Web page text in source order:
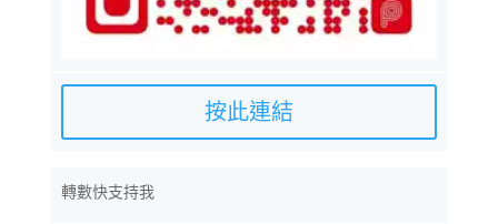
按此連結
轉數快支持我